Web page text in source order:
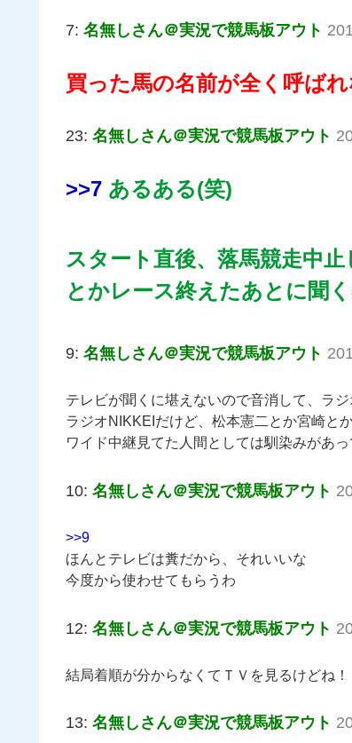
7: 名無しさん＠実況で競馬板アウト
買った馬の名前が全く呼ば
23: 名無しさん＠実況で競馬板アウト
>>7 あるある(笑)
スタート直後、落馬競走中止
とかレース終えたあとに聞
9: 名無しさん＠実況で競馬板アウト
テレビが聞くに堪えないので音消して、ラジ
ラジオNIKKEIだけど、松本憲二とか宮崎と
ワイド中継見てた人間としては馴染みがあっ
10: 名無しさん＠実況で競馬板アウト
>>9
ほんとテレビは糞だから、それいいな
今度から使わせてもらうわ
12: 名無しさん＠実況で競馬板アウト
結局着順が分からなくてＴＶを見るけどね！
13: 名無しさん＠実況で競馬板アウト